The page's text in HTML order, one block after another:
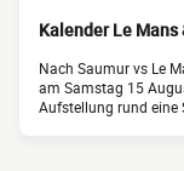
Kalender Le
Nach Saumur vs Le
am Samstag 15
Aufstellung rund eine